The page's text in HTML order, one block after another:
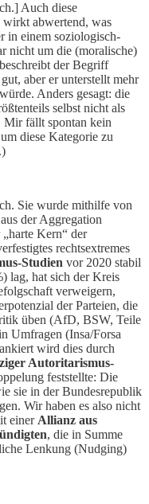
Auch diese
wirkt abwertend, was
in einem soziologisch-
nicht um die (moralische)
der Begriff
aber er unterstellt mehr
Anders gesagt: die
selbst nicht als
Mir fällt spontan kein
diese Kategorie zu
Sie wurde mithilfe von
der Aggregation
Kern“ der
rechtsextremes
Studien vor 2020 stabil
lag, hat sich der Kreis
verweigern,
der Parteien, die
üben (AfD, BSW, Teile
Umfragen (Insa/Forsa
wird dies durch
Autoritarismus-
feststellte: Die
sie in der Bundesrepublik
Wir haben es also nicht
einer Allianz aus
, die in Summe
Lenkung (Nudging)